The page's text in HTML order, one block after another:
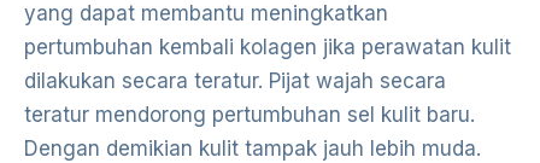
yang dapat membantu meningkatkan
pertumbuhan kembali kolagen jika perawatan kulit
dilakukan secara teratur. Pijat wajah secara
teratur mendorong pertumbuhan sel kulit baru.
Dengan demikian kulit tampak jauh lebih muda.